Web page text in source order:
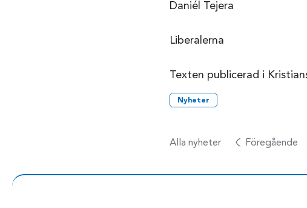
Daniél Tejera
Liberalerna
Texten publicerad i
Nyheter
Alla nyheter Föregående